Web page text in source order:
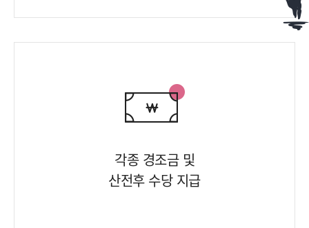
각종 경조금 및
산전후 수당 지급